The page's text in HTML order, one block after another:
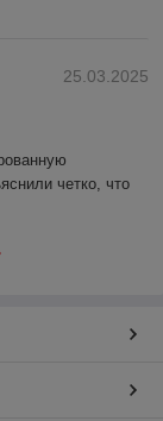
25.03.2025
четко, что